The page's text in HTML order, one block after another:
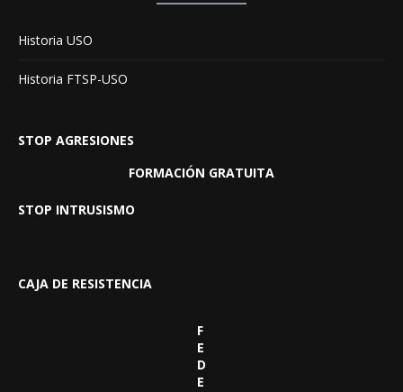
Historia USO
Historia FTSP-USO
STOP AGRESIONES
FORMACIÓN GRATUITA
STOP INTRUSISMO
CAJA DE RESISTENCIA
F
E
D
E